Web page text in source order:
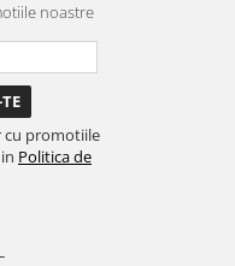
noastre
cu promotiile
Politica de